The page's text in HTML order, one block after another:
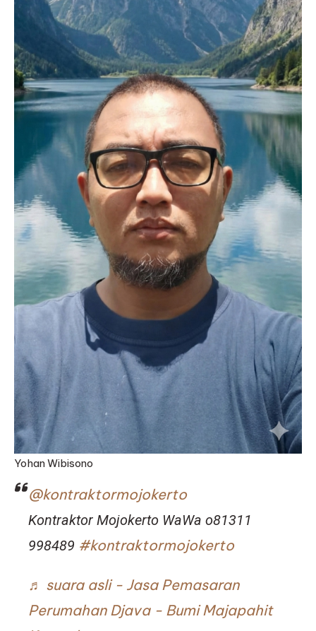
Yohan Wibisono
@kontraktormojokerto
Kontraktor Mojokerto WaWa o81311
998489 #kontraktormojokerto
♬ suara asli - Jasa Pemasaran
Perumahan Djava - Bumi Majapahit